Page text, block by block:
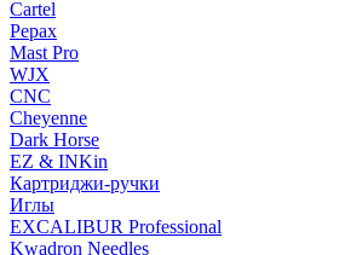
Cartel
Pepax
Mast Pro
WJX
CNC
Cheyenne
Dark Horse
EZ & INKin
Картриджи-ручки
Иглы
EXCALIBUR Professional
Kwadron Needles